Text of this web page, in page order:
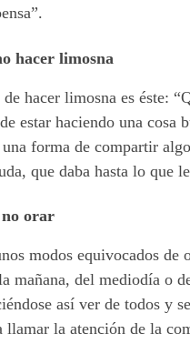
hacer limosna
hacer limosna es éste:
estar haciendo una
forma de compartir
que daba hasta lo que
orar
modos equivocados de
mañana, del mediodía o
así ver de todos y
llamar la atención de la